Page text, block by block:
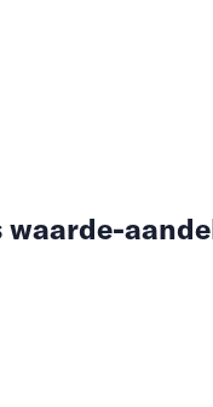
waarde-